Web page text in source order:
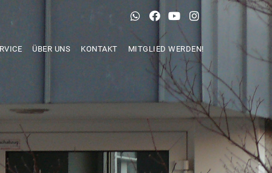
ÜBER UNS KONTAKT MITGLIED WERDEN!